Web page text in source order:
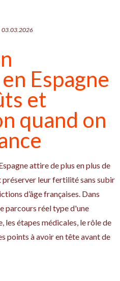
03.03.2026
Espagne
et
quand on
attire de plus en plus de
préserver leur fertilité sans subir
d’âge françaises. Dans
parcours réel type d'une
les étapes médicales, le rôle de
points à avoir en tête avant de